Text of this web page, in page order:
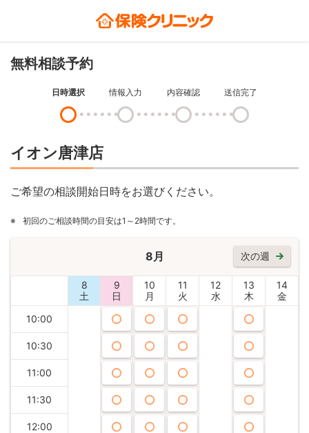
無料相談予約
日時選択 情報入力 内容確認 送信完了
イオン唐津店
ご希望の相談開始日時をお選びください。
※ 初回のご相談時間の目安は1～2時間です。
次の週
8月
8
土
9
日
10
月
11
火
12
水
13
木
14
金
10:00
10:30
11:00
11:30
12:00